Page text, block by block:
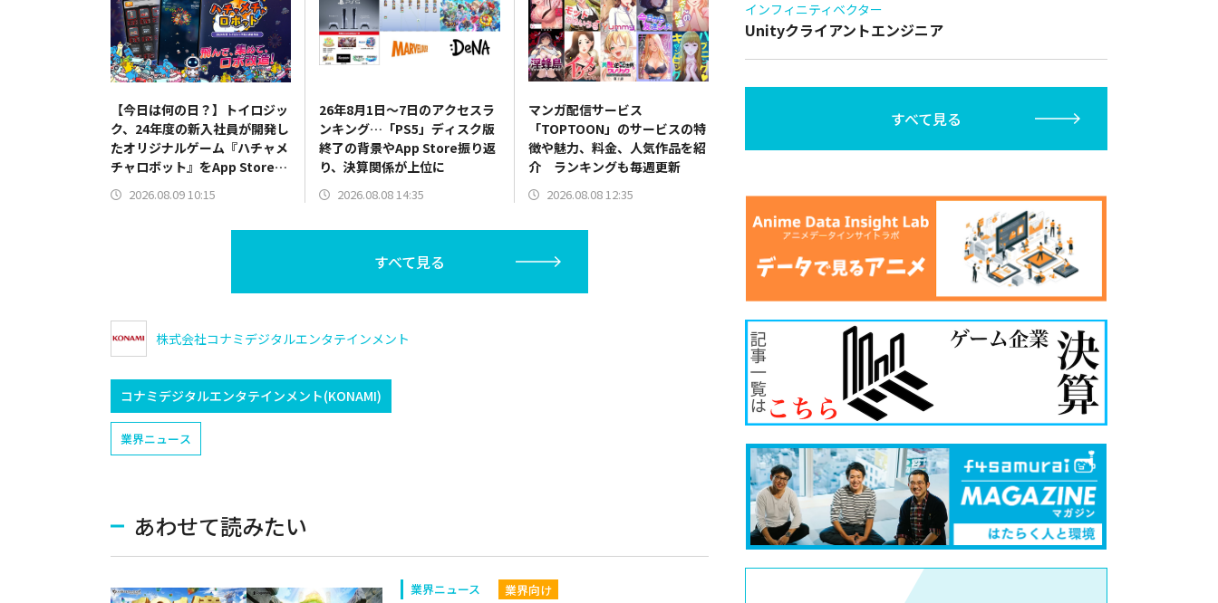
【今日は何の日？】トイロジッ
ク、24年度の新入社員が開発し
たオリジナルゲーム『ハチャメ
チャロボット』をApp Storeで
リリース（2024年8月9日）
2026.08.09 10:15
26年8月1日～7日のアクセスラ
ンキング…「PS5」ディスク版
終了の背景やApp Store振り返
り、決算関係が上位に
2026.08.08 14:35
マンガ配信サービス
「TOPTOON」のサービスの特
徴や魅力、料金、人気作品を紹
介 ランキングも毎週更新
2026.08.08 12:35
すべて見る
株式会社コナミデジタルエンタテインメント
コナミデジタルエンタテインメント(KONAMI)
業界ニュース
あわせて読みたい
業界ニュース 業界向け
インフィニティベクター
Unityクライアントエンジニア
すべて見る